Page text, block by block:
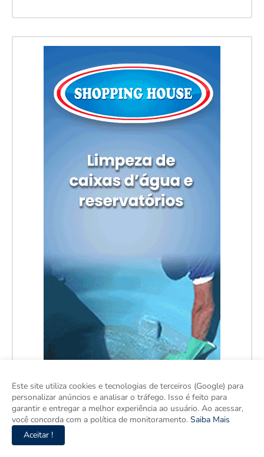
Este site utiliza cookies e tecnologias de terceiros (Google) para
personalizar anúncios e analisar o tráfego. Isso é feito para
garantir e entregar a melhor experiência ao usuário. Ao acessar,
você concorda com a política de monitoramento. Saiba Mais
Aceitar !